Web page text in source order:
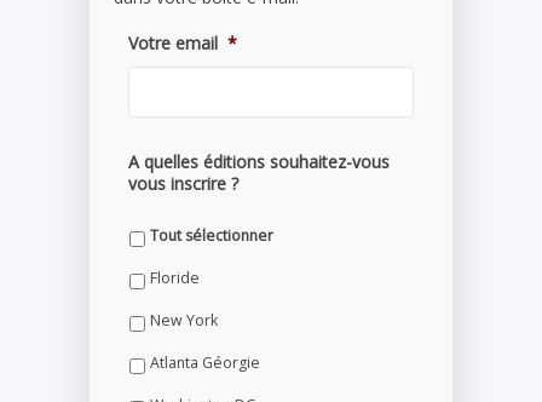
Votre email *
A quelles éditions souhaitez-vous
vous inscrire ?
Tout sélectionner
Floride
New York
Atlanta Géorgie